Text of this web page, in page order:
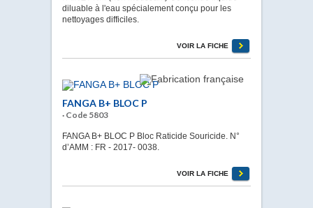
diluable à l'eau spécialement conçu pour les
nettoyages difficiles.
VOIR LA FICHE
FANGA B+ BLOC P
· Code 5803
FANGA B+ BLOC P Bloc Raticide Souricide. N°
d’AMM : FR - 2017- 0038.
VOIR LA FICHE